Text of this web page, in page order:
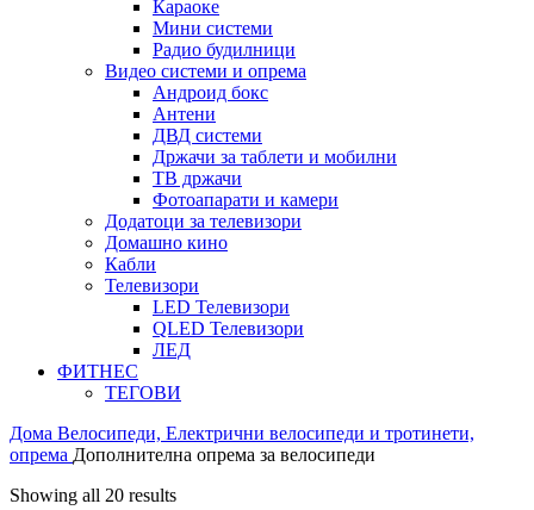
Караоке
Мини системи
Радио будилници
Видео системи и опрема
Андроид бокс
Антени
ДВД системи
Држачи за таблети и мобилни
ТВ држачи
Фотоапарати и камери
Додатоци за телевизори
Домашно кино
Кабли
Телевизори
LED Телевизори
QLED Телевизори
ЛЕД
ФИТНЕС
ТЕГОВИ
Дома Велосипеди, Електрични велосипеди и тротинети,
опрема Дополнителна опрема за велосипеди
Showing all 20 results